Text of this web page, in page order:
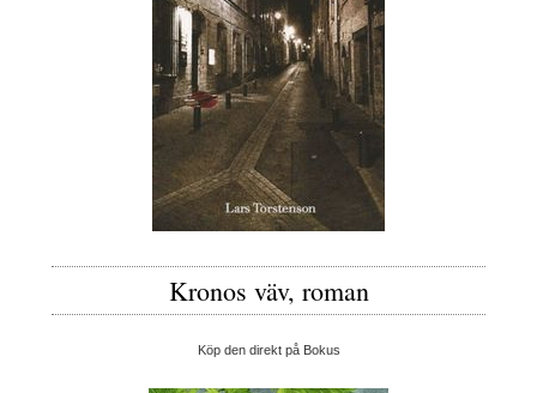
Kronos väv, roman
Köp den direkt på Bokus